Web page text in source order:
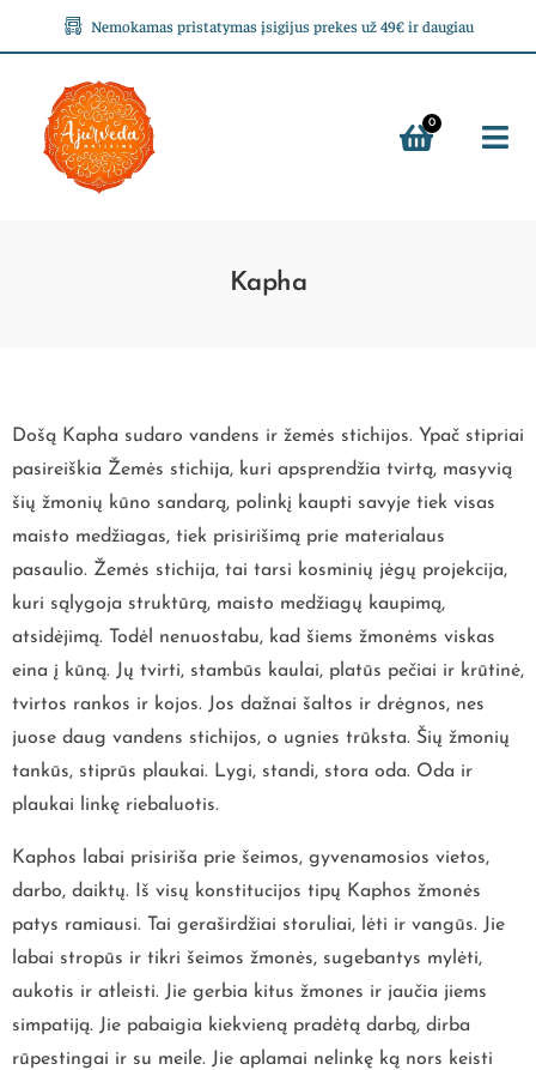
Nemokamas pristatymas įsigijus prekes už 49€ ir daugiau
0
Kapha
Došą Kapha sudaro vandens ir žemės stichijos. Ypač stipriai
pasireiškia Žemės stichija, kuri apsprendžia tvirtą, masyvią
šių žmonių kūno sandarą, polinkį kaupti savyje tiek visas
maisto medžiagas, tiek prisirišimą prie materialaus
pasaulio. Žemės stichija, tai tarsi kosminių jėgų projekcija,
kuri sąlygoja struktūrą, maisto medžiagų kaupimą,
atsidėjimą. Todėl nenuostabu, kad šiems žmonėms viskas
eina į kūną. Jų tvirti, stambūs kaulai, platūs pečiai ir krūtinė,
tvirtos rankos ir kojos. Jos dažnai šaltos ir drėgnos, nes
juose daug vandens stichijos, o ugnies trūksta. Šių žmonių
tankūs, stiprūs plaukai. Lygi, standi, stora oda. Oda ir
plaukai linkę riebaluotis.
Kaphos labai prisiriša prie šeimos, gyvenamosios vietos,
darbo, daiktų. Iš visų konstitucijos tipų Kaphos žmonės
patys ramiausi. Tai geraširdžiai storuliai, lėti ir vangūs. Jie
labai stropūs ir tikri šeimos žmonės, sugebantys mylėti,
aukotis ir atleisti. Jie gerbia kitus žmones ir jaučia jiems
simpatiją. Jie pabaigia kiekvieną pradėtą darbą, dirba
rūpestingai ir su meile. Jie aplamai nelinkę ką nors keisti